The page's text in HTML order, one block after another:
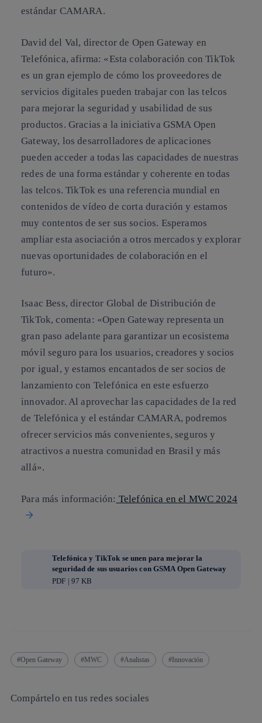
estándar CAMARA.
David del Val, director de Open Gateway en
Telefónica, afirma: «Esta colaboración con TikTok
es un gran ejemplo de cómo los proveedores de
servicios digitales pueden trabajar con las telcos
para mejorar la seguridad y usabilidad de sus
productos. Gracias a la iniciativa GSMA Open
Gateway, los desarrolladores de aplicaciones
pueden acceder a todas las capacidades de nuestras
redes de una forma estándar y coherente en todas
las telcos. TikTok es una referencia mundial en
contenidos de vídeo de corta duración y estamos
muy contentos de ser sus socios. Esperamos
ampliar esta asociación a otros mercados y explorar
nuevas oportunidades de colaboración en el
futuro».
Isaac Bess, director Global de Distribución de
TikTok, comenta: «Open Gateway representa un
gran paso adelante para garantizar un ecosistema
móvil seguro para los usuarios, creadores y socios
por igual, y estamos encantados de ser socios de
lanzamiento con Telefónica en este esfuerzo
innovador. Al aprovechar las capacidades de la red
de Telefónica y el estándar CAMARA, podremos
ofrecer servicios más convenientes, seguros y
atractivos a nuestra comunidad en Brasil y más
allá».
Para más información: Telefónica en el MWC 2024
Telefónica y TikTok se unen para mejorar la
seguridad de sus usuarios con GSMA Open Gateway
PDF | 97 KB
Open Gateway MWC Analistas Innovación
Compártelo en tus redes sociales